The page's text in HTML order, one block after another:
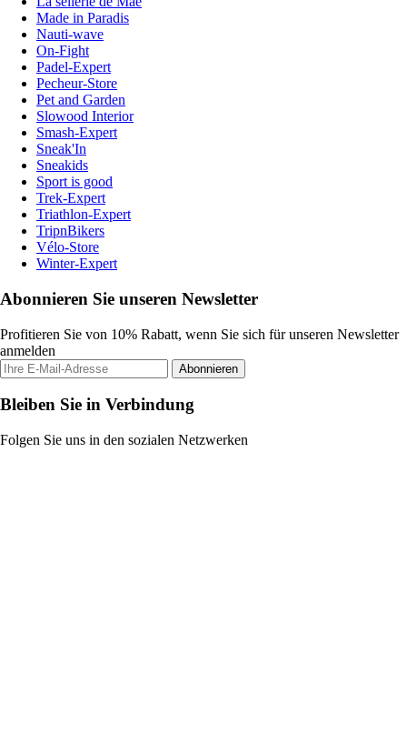
Made in Paradis
Nauti-wave
On-Fight
Padel-Expert
Pecheur-Store
Pet and Garden
Slowood Interior
Smash-Expert
Sneak'In
Sneakids
Sport is good
Trek-Expert
Triathlon-Expert
TripnBikers
Vélo-Store
Winter-Expert
Abonnieren Sie unseren Newsletter
Profitieren Sie von 10% Rabatt, wenn Sie sich für unseren Newsletter
anmelden
Abonnieren
Bleiben Sie in Verbindung
Folgen Sie uns in den sozialen Netzwerken